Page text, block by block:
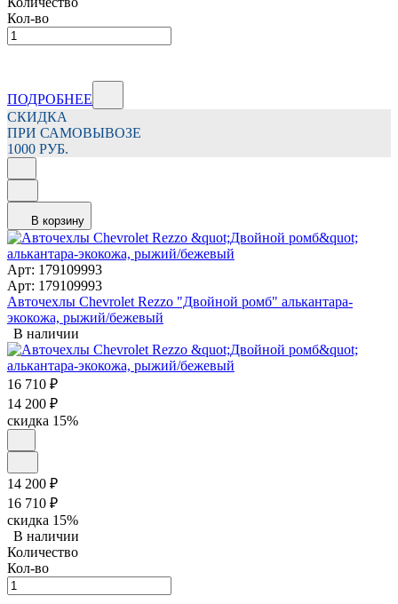
Кол-во
ПОДРОБНЕЕ
СКИДКА
ПРИ САМОВЫВОЗЕ
1000 РУБ.
В корзину
Арт: 179109993
Арт: 179109993
Авточехлы Chevrolet Rezzo "Двойной ромб" алькантара-
экокожа, рыжий/бежевый
В наличии
16 710 ₽
14 200 ₽
скидка 15%
14 200 ₽
16 710 ₽
скидка 15%
В наличии
Количество
Кол-во